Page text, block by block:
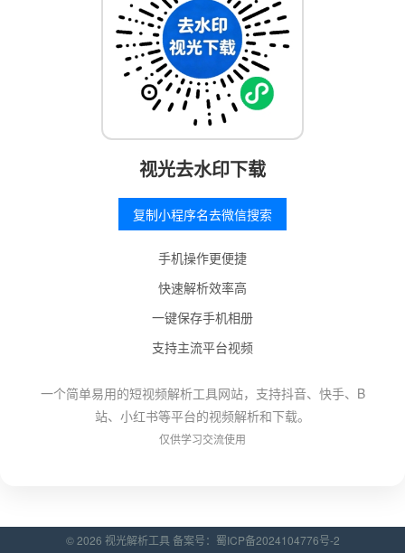
视光去水印下载
复制小程序名去微信搜索
手机操作更便捷
快速解析效率高
一键保存手机相册
支持主流平台视频
一个简单易用的短视频解析工具网站，支持抖音、快手、B
站、小红书等平台的视频解析和下载。
仅供学习交流使用
© 2026 视光解析工具 备案号： 蜀ICP备2024104776号-2